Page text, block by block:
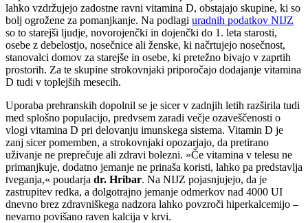
lahko vzdržujejo zadostne ravni vitamina D, obstajajo skupine, ki so
bolj ogrožene za pomanjkanje. Na podlagi uradnih podatkov NIJZ
so to starejši ljudje, novorojenčki in dojenčki do 1. leta starosti,
osebe z debelostjo, nosečnice ali ženske, ki načrtujejo nosečnost,
stanovalci domov za starejše in osebe, ki pretežno bivajo v zaprtih
prostorih. Za te skupine strokovnjaki priporočajo dodajanje vitamina
D tudi v toplejših mesecih.
Uporaba prehranskih dopolnil se je sicer v zadnjih letih razširila tudi
med splošno populacijo, predvsem zaradi večje ozaveščenosti o
vlogi vitamina D pri delovanju imunskega sistema. Vitamin D je
zanj sicer pomemben, a strokovnjaki opozarjajo, da pretirano
uživanje ne preprečuje ali zdravi bolezni. »Če vitamina v telesu ne
primanjkuje, dodatno jemanje ne prinaša koristi, lahko pa predstavlja
tveganja,« poudarja dr. Hribar. Na NIJZ pojasnjujejo, da je
zastrupitev redka, a dolgotrajno jemanje odmerkov nad 4000 UI
dnevno brez zdravniškega nadzora lahko povzroči hiperkalcemijo –
nevarno povišano raven kalcija v krvi.